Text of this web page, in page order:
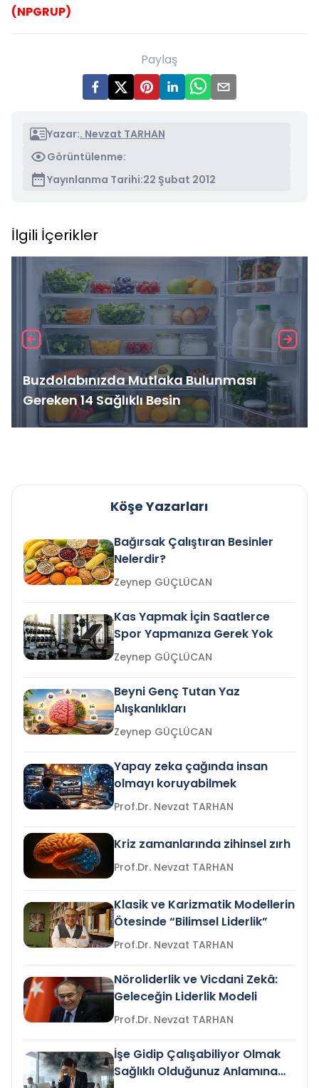
(NPGRUP)
Paylaş
Yazar:. Nevzat TARHAN
Görüntülenme:
Yayınlanma Tarihi:22 Şubat 2012
İlgili İçerikler
Buzdolabınızda Mutlaka Bulunması
Gereken 14 Sağlıklı Besin
Köşe Yazarları
Bağırsak Çalıştıran Besinler
Nelerdir?
Zeynep GÜÇLÜCAN
Kas Yapmak İçin Saatlerce
Spor Yapmanıza Gerek Yok
Zeynep GÜÇLÜCAN
Beyni Genç Tutan Yaz
Alışkanlıkları
Zeynep GÜÇLÜCAN
Yapay zeka çağında insan
olmayı koruyabilmek
Prof.Dr. Nevzat TARHAN
Kriz zamanlarında zihinsel zırh
Prof.Dr. Nevzat TARHAN
Klasik ve Karizmatik Modellerin
Ötesinde “Bilimsel Liderlik”
Prof.Dr. Nevzat TARHAN
Nöroliderlik ve Vicdani Zekâ:
Geleceğin Liderlik Modeli
Prof.Dr. Nevzat TARHAN
İşe Gidip Çalışabiliyor Olmak
Sağlıklı Olduğunuz Anlamına